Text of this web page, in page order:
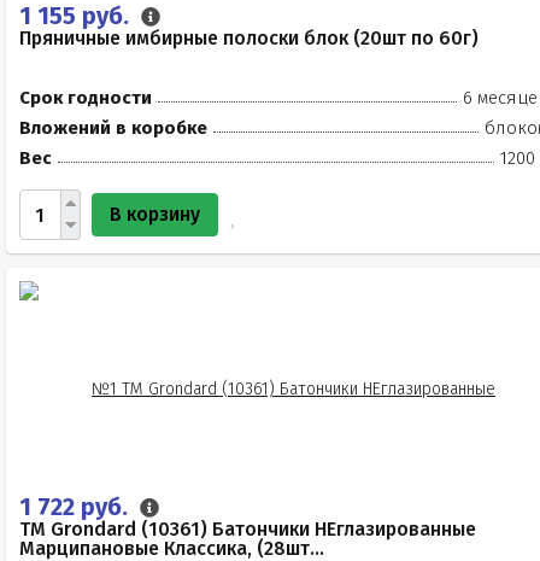
1 155 руб.
Пряничные имбирные полоски блок (20шт по 60г)
Срок годности
6
Вложений в коробке
Вес
1200
В корзину
1 722 руб.
TM Grondard (10361) Батончики НЕглазированные
Марципановые Классика, (28шт...